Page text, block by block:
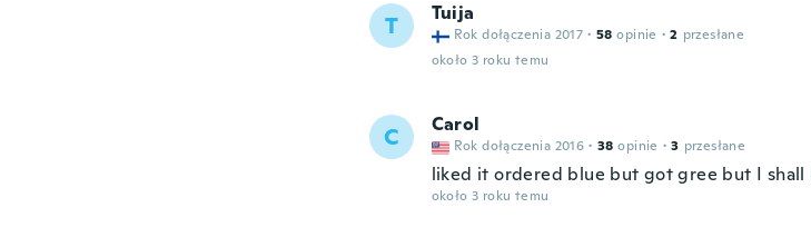
T Tuija
Rok dołączenia 2017 · 58 opinie · 2 przesłane
około 3 roku temu
C Carol
Rok dołączenia 2016 · 38 opinie · 3 przesłane
liked it ordered blue but got gree but I shall
około 3 roku temu